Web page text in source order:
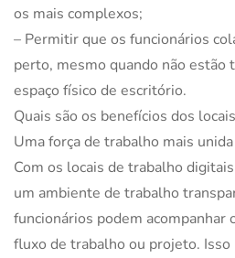
os mais complexos;
– Permitir que os funcionários
perto, mesmo quando não estão
espaço físico de escritório.
Quais são os benefícios dos
Uma força de trabalho mais unida
Com os locais de trabalho
um ambiente de trabalho
funcionários podem acompanhar
fluxo de trabalho ou projeto. Isso